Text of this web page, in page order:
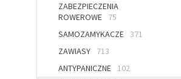
ZABEZPIECZENIA
ROWEROWE
75
SAMOZAMYKACZE
371
ZAWIASY
713
ANTYPANICZNE
102